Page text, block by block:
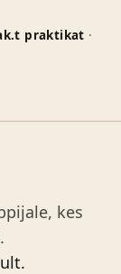
praktikat ·
kes